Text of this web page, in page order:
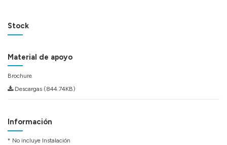
Stock
Material de apoyo
Brochure
Descargas (844.74KB)
Información
* No incluye Instalación